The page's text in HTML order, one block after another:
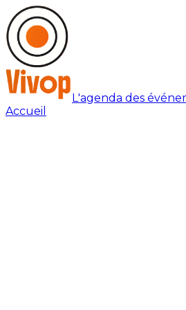
L'agenda des
Accueil